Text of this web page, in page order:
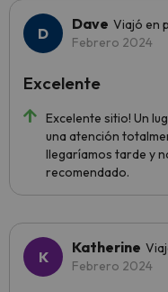
Dave Viajó en
Febrero 2024
Excelente sitio! Un
una atención
llegaríamos tarde y
recomendado.
Excelente
Katherine
Febrero 2024